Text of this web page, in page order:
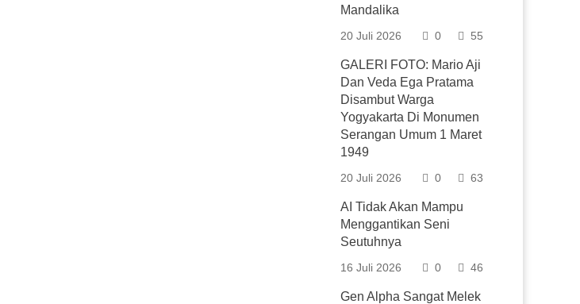
Mandalika
20 Juli 2026 0 55
GALERI FOTO: Mario Aji
Dan Veda Ega Pratama
Disambut Warga
Yogyakarta Di Monumen
Serangan Umum 1 Maret
1949
20 Juli 2026 0 63
AI Tidak Akan Mampu
Menggantikan Seni
Seutuhnya
16 Juli 2026 0 46
Gen Alpha Sangat Melek